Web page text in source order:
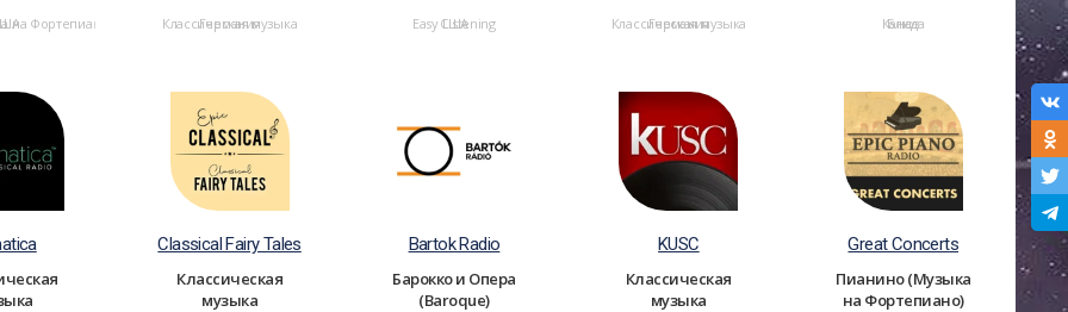
на Фортепиано) Классическая музыка
Германия Easy Listening
США Классическая музыка
Германия Блюз
Канада
Classical Fairy Tales
Классическая
музыка
Bartok Radio
Барокко и Опера
(Baroque)
KUSC
Классическая
музыка
Great Concerts
Пианино (Музыка
на Фортепиано)